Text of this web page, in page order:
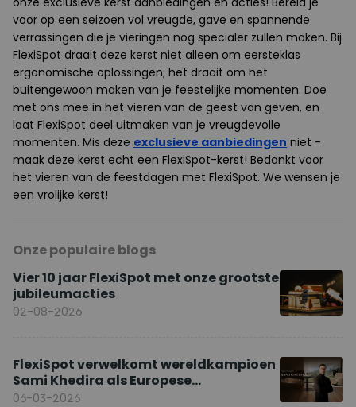
voor op een seizoen vol vreugde, gave en spannende
verrassingen die je vieringen nog specialer zullen maken. Bij
FlexiSpot draait deze kerst niet alleen om eersteklas
ergonomische oplossingen; het draait om het
buitengewoon maken van je feestelijke momenten. Doe
met ons mee in het vieren van de geest van geven, en
laat FlexiSpot deel uitmaken van je vreugdevolle
momenten. Mis deze exclusieve aanbiedingen niet -
maak deze kerst echt een FlexiSpot-kerst! Bedankt voor
het vieren van de feestdagen met FlexiSpot. We wensen je
een vrolijke kerst!
Onze populaire blogs
Vier 10 jaar FlexiSpot met onze grootste
jubileumacties
02-08-2026
FlexiSpot verwelkomt wereldkampioen
Sami Khedira als Europese
merkambassadeur
06-03-2026